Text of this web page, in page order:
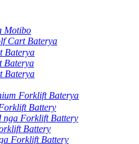
Motibo
Cart Baterya
Baterya
Baterya
Baterya
Forklift Baterya
Battery
nga Forklift Battery
Battery
Forklift Battery